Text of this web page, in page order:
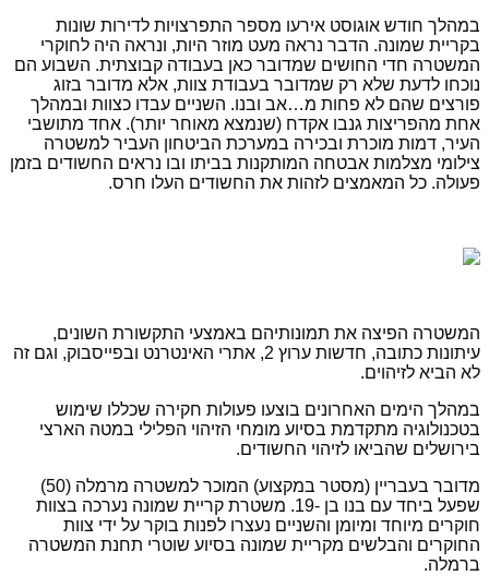
במהלך חודש אוגוסט אירעו מספר התפרצויות לדירות שונות
בקריית שמונה. הדבר נראה מעט מוזר היות, ונראה היה לחוקרי
המשטרה חדי החושים שמדובר כאן בעבודה קבוצתית. השבוע הם
נוכחו לדעת שלא רק שמדובר בעבודת צוות, אלא מדובר בזוג
פורצים שהם לא פחות מ…אב ובנו. השניים עבדו כצוות ובמהלך
אחת מהפריצות גנבו אקדח (שנמצא מאוחר יותר). אחד מתושבי
העיר, דמות מוכרת ובכירה במערכת הביטחון העביר למשטרה
צילומי מצלמות אבטחה המותקנות בביתו ובו נראים החשודים בזמן
פעולה. כל המאמצים לזהות את החשודים העלו חרס.
המשטרה הפיצה את תמונותיהם באמצעי התקשורת השונים,
עיתונות כתובה, חדשות ערוץ 2, אתרי האינטרנט ובפייסבוק, וגם זה
לא הביא לזיהוים.
במהלך הימים האחרונים בוצעו פעולות חקירה שכללו שימוש
בטכנולוגיה מתקדמת בסיוע מומחי הזיהוי הפלילי במטה הארצי
בירושלים שהביאו לזיהוי החשודים.
מדובר בעבריין (מסטר במקצוע) המוכר למשטרה מרמלה (50)
שפעל ביחד עם בנו בן -19. משטרת קריית שמונה נערכה בצוות
חוקרים מיוחד ומיומן והשניים נעצרו לפנות בוקר על ידי צוות
החוקרים והבלשים מקריית שמונה בסיוע שוטרי תחנת המשטרה
ברמלה.